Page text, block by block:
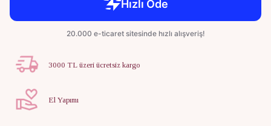
3000 TL üzeri ücretsiz kargo
El Yapımı